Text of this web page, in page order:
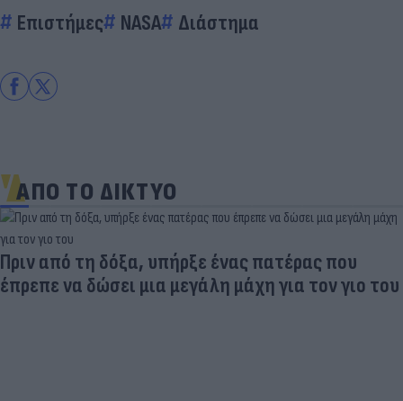
Επιστήμες NASA Διάστημα
ΑΠΟ ΤΟ ΔΙΚΤΥΟ